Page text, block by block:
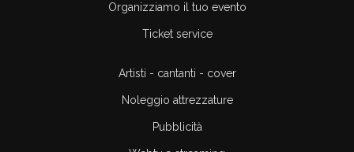
Organizziamo il tuo evento
Ticket service
Artisti - cantanti - cover
Noleggio attrezzature
Pubblicità